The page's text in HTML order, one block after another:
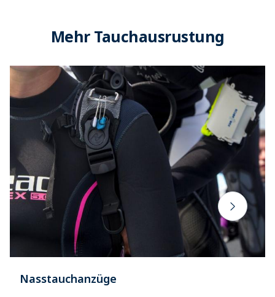
Mehr Tauchausrustung
Nasstauchanzüge